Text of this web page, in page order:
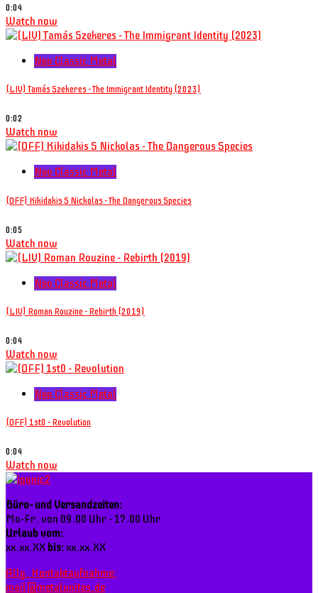
0:04
Watch now
Neo Classic Metal
(LIV) Tamás Szekeres - The Immigrant Identity (2023)
0:02
Watch now
Neo Classic Metal
(OFF) Kikidakis S Nickolas - The Dangerous Species
0:05
Watch now
Neo Classic Metal
(LIV) Roman Rouzine - Rebirth (2019)
0:04
Watch now
Neo Classic Metal
(OFF) 1st0 - Revolution
0:04
Watch now
Büro- und Versandzeiten:
Mo-Fr. von 09.00 Uhr - 17.00 Uhr
Urlaub vom:
xx.xx.XX bis: xx.xx.XX
Allg. Kontaktaufnahme:
mail@metalunites.de